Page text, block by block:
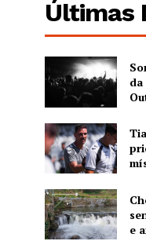
Últimas
da
e